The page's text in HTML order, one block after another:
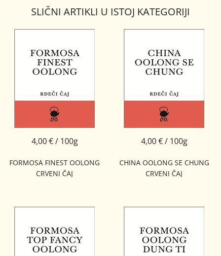
SLIČNI ARTIKLI U ISTOJ KATEGORIJI
FORMOSA FINEST OOLONG
CRVENI ČAJ
4,00 € / 100g
CHINA OOLONG SE CHUNG
CRVENI ČAJ
4,00 € / 100g